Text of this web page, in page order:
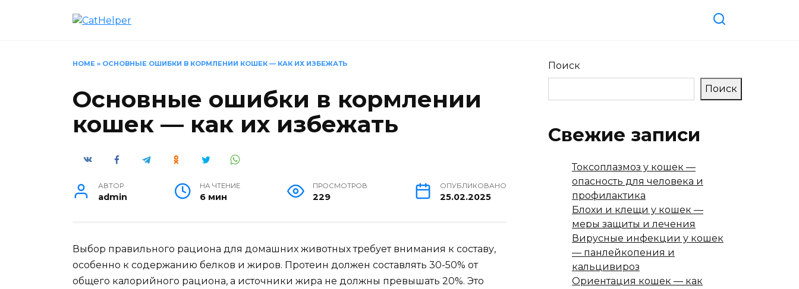
HOME » ОСНОВНЫЕ ОШИБКИ В КОРМЛЕНИИ КОШЕК — КАК ИХ ИЗБЕЖАТЬ
Основные ошибки в кормлении
кошек — как их избежать
АВТОР
admin
НА ЧТЕНИЕ
6 мин
ПРОСМОТРОВ
229
ОПУБЛИКОВАНО
25.02.2025
Выбор правильного рациона для домашних животных требует внимания к составу,
особенно к содержанию белков и жиров. Протеин должен составлять 30-50% от
общего калорийного рациона, а источники жира не должны превышать 20%. Это
Поиск
Поиск
Свежие записи
Токсоплазмоз у кошек —
опасность для человека и
профилактика
Блохи и клещи у кошек —
меры защиты и лечения
Вирусные инфекции у кошек
— панлейкопения и
кальцивироз
Ориентация кошек — как